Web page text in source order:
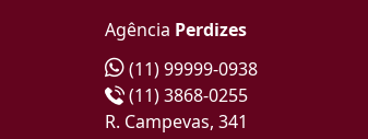
Agência Perdizes
(11) 99999-0938
(11) 3868-0255
R. Campevas, 341